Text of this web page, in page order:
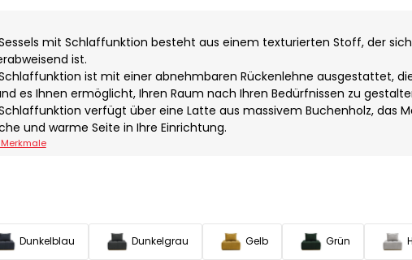
mit Schlaffunktion besteht aus einem texturierten Stoff, der
ist.
ist mit einer abnehmbaren Rückenlehne ausgestattet,
es Ihnen ermöglicht, Ihren Raum nach Ihren Bedürfnissen zu
verfügt über eine Latte aus massivem Buchenholz, das
und warme Seite in Ihre Einrichtung.
Dunkelblau Dunkelgrau Gelb Grün